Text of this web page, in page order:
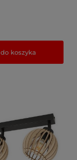
do koszyka